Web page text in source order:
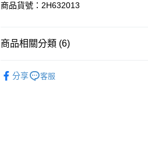
全家取貨付款
付款後全家取貨
商品貨號：2H632013
商品相關分類 (6)
分享 客服